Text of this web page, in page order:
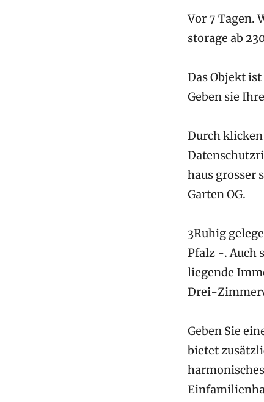
Vor 7 Tagen.
storage ab
Das Objekt
Geben sie
Durch
haus grosser
Garten OG.
3Ruhig
Pfalz -. Auch
liegende
Drei-
Geben Sie
bietet